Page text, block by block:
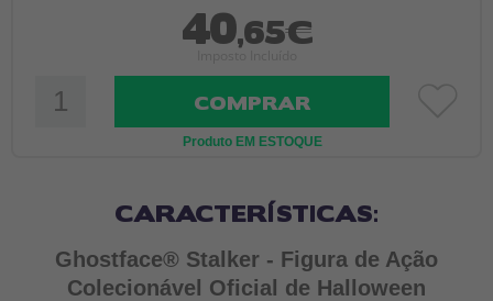
40,65€
COMPRAR
Produto EM ESTOQUE
CARACTERÍSTICAS:
Ghostface® Stalker - Figura de Ação
Colecionável Oficial de Halloween